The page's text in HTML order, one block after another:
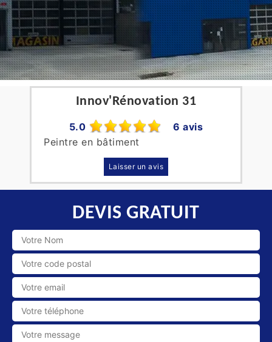
Innov'Rénovation 31
5.0
6 avis
Peintre en bâtiment
Laisser un avis
DEVIS GRATUIT